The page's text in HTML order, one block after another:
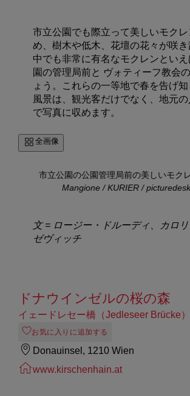
市立公園でも際立って美しいモクレ
め、樹木や低木、花壇の花々が咲き
中でも非常に有名なモクレンとい
園の管理局前と ヴォティーフ教会
ょう。これらの一等地で春を告げ
風景は、観光客だけでなく、地元
で写真に収めます。
全画像
市立公園の公園管理局前の美しいモク
Mangione / KURIER /
文 = ロージー・ドルーディ、カロ
ゼヴィッチ
ドナウインゼルの桜の森
イェードレセー橋（Jedleseer Brücke
お気に入りに追加する
Donauinsel, 1210 Wien
www.kirschenhain.at